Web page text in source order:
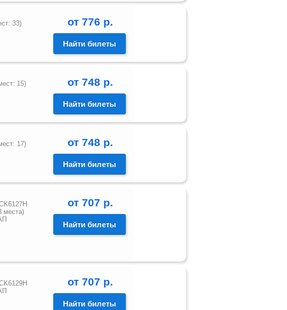
33) от 776 р.
Найти билеты
15) от 748 р.
Найти билеты
17) от 748 р.
Найти билеты
места)
от 707 р.
Найти билеты
от 707 р.
Найти билеты